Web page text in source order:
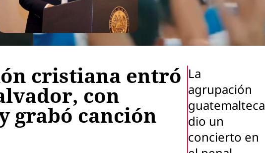
cristiana entró
con
grabó canción
La
agrupación
guatemalteca
dio un
concierto en